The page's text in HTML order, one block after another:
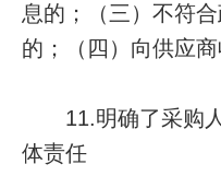
息的；（三）不符
的；（四）向供应商
11.明确了采购
体责任